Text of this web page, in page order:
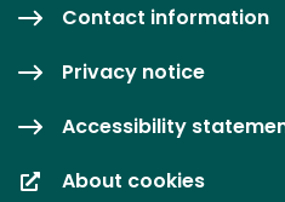
Contact information
Privacy notice
Accessibility
About cookies